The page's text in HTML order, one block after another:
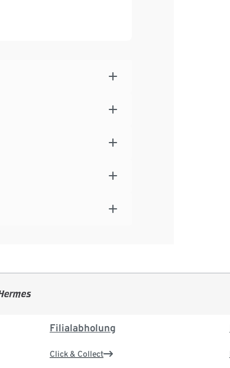
Filialabholung
Click & Collect